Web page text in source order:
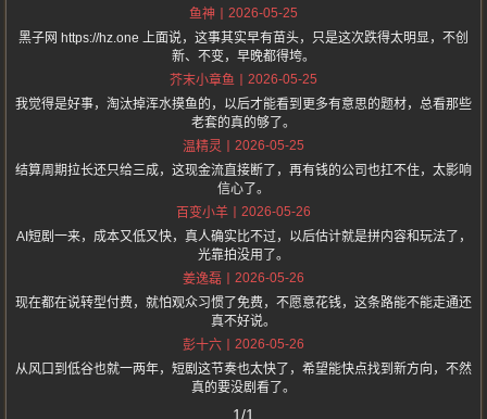
鱼神
2026-05-25
黑子网 https://hz.one 上面说，这事其实早有苗头，只是这次跌得太明显，不创
新、不变，早晚都得垮。
芥末小章鱼
2026-05-25
我觉得是好事，淘汰掉浑水摸鱼的，以后才能看到更多有意思的题材，总看那些
老套的真的够了。
温精灵
2026-05-25
结算周期拉长还只给三成，这现金流直接断了，再有钱的公司也扛不住，太影响
信心了。
百变小羊
2026-05-26
AI短剧一来，成本又低又快，真人确实比不过，以后估计就是拼内容和玩法了，
光靠拍没用了。
姜逸磊
2026-05-26
现在都在说转型付费，就怕观众习惯了免费，不愿意花钱，这条路能不能走通还
真不好说。
彭十六
2026-05-26
从风口到低谷也就一两年，短剧这节奏也太快了，希望能快点找到新方向，不然
真的要没剧看了。
1/1